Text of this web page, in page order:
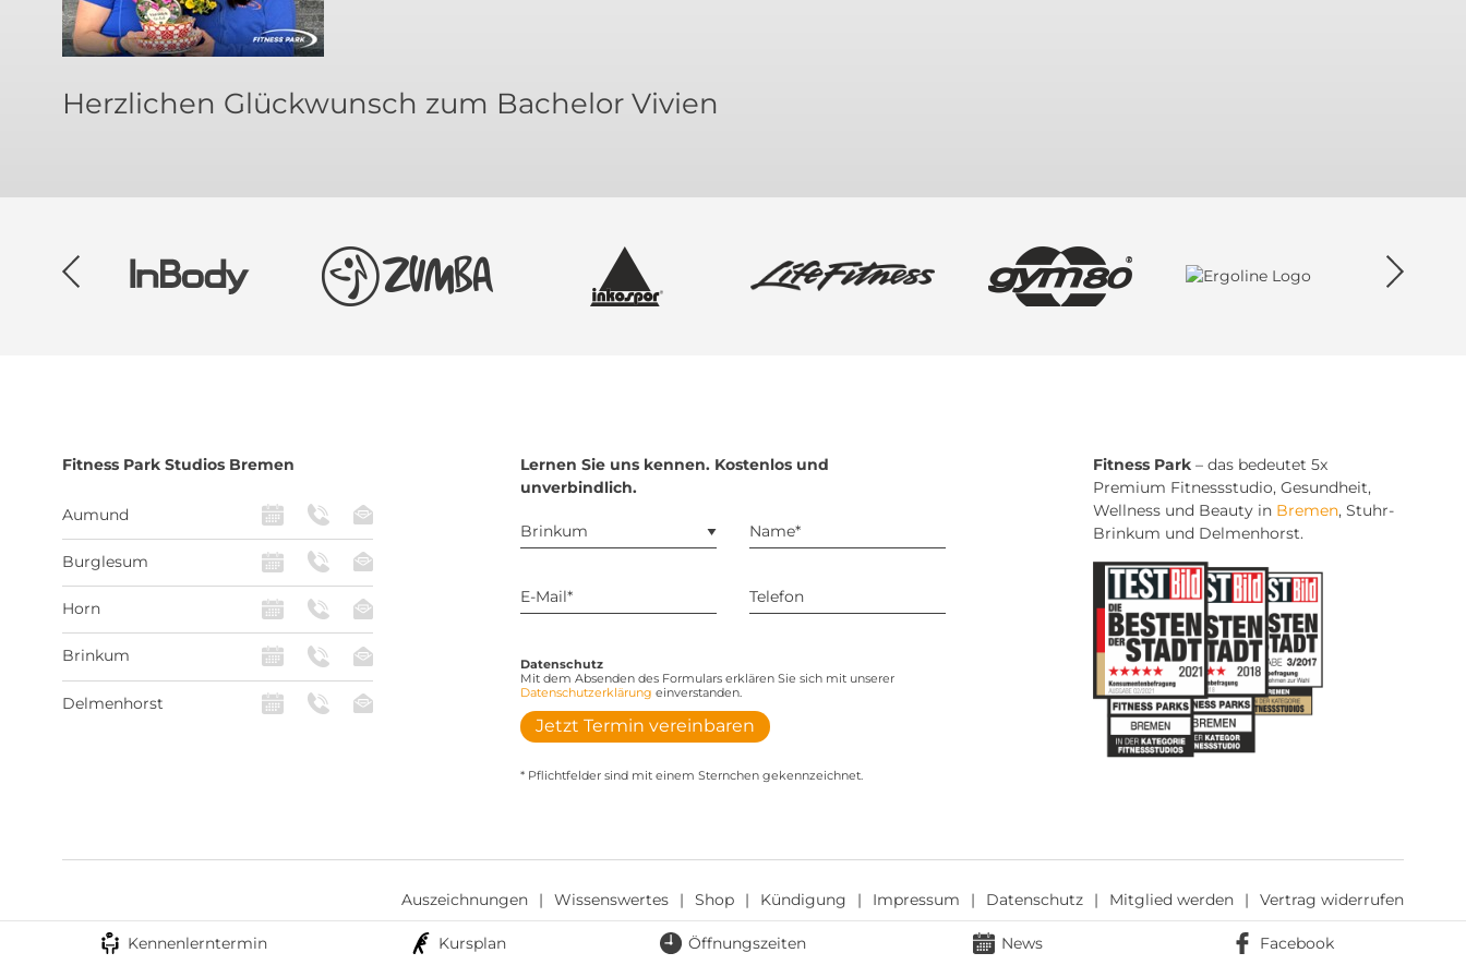
Kennenlerntermin Kursplan Öffnungszeiten News Facebook
Herzlichen Glückwunsch zum Bachelor Vivien
Fitness Park Studios Bremen
Aumund
Burglesum
Horn
Brinkum
Delmenhorst
Lernen Sie uns kennen. Kostenlos und
unverbindlich.
Datenschutz
Mit dem Absenden des Formulars erklären Sie sich mit unserer
Datenschutzerklärung einverstanden.
Jetzt Termin vereinbaren
* Pflichtfelder sind mit einem Sternchen gekennzeichnet.
Fitness Park – das bedeutet 5x
Premium Fitnessstudio, Gesundheit,
Wellness und Beauty in Bremen, Stuhr-
Brinkum und Delmenhorst.
Auszeichnungen Wissenswertes Shop Kündigung Impressum Datenschutz Mitglied werden Vertrag widerrufen